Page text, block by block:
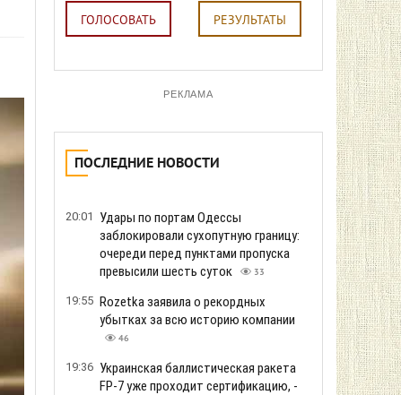
ГОЛОСОВАТЬ РЕЗУЛЬТАТЫ
РЕКЛАМА
ПОСЛЕДНИЕ НОВОСТИ
20:01
Удары по портам Одессы
заблокировали сухопутную границу:
очереди перед пунктами пропуска
превысили шесть суток
33
19:55 Rozetka заявила о рекордных
убытках за всю историю компании
46
19:36 Украинская баллистическая ракета
FP-7 уже проходит сертификацию, -